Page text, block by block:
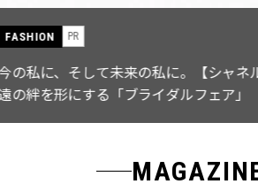
FASHION
【ICB】人気インフルエンサーと共同
なる「名品ブラウス」２選